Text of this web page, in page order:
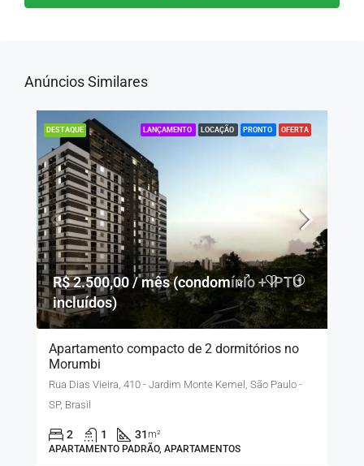
Anúncios Similares
DESTAQUE LANÇAMENTO LOCAÇÃO PRONTO OFERTA
R$ 2.500,00 / mês (condomínio + IPTU
incluídos)
Apartamento compacto de 2 dormitórios no
Morumbi
Rua Dias Vieira, 410 - Jardim Monte Kemel, São Paulo -
SP, Brasil
2 1 31m²
APARTAMENTO PADRÃO, APARTAMENTOS